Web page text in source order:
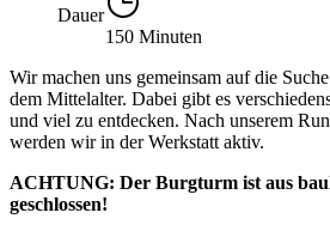
Dauer
150 Minuten
Wir machen uns gemeinsam auf die
dem Mittelalter. Dabei gibt es
und viel zu entdecken. Nach unserem
werden wir in der Werkstatt aktiv.
ACHTUNG: Der Burgturm ist aus
geschlossen!